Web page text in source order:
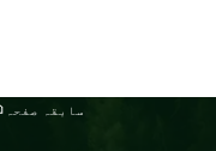
سابقہ ​​صفحہ